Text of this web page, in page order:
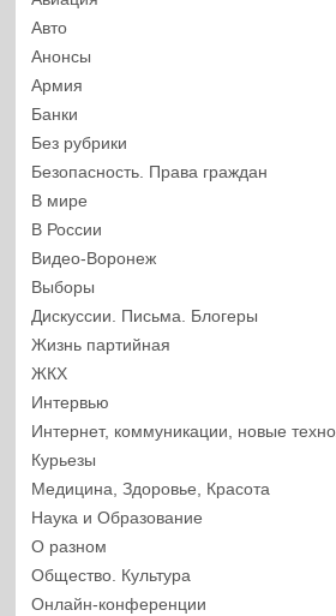
Авто
Анонсы
Армия
Банки
Без рубрики
Безопасность. Права граждан
В мире
В России
Видео-Воронеж
Выборы
Дискуссии. Письма. Блогеры
Жизнь партийная
ЖКХ
Интервью
Интернет, коммуникации, новые
Курьезы
Медицина, Здоровье, Красота
Наука и Образование
О разном
Общество. Культура
Онлайн-конференции